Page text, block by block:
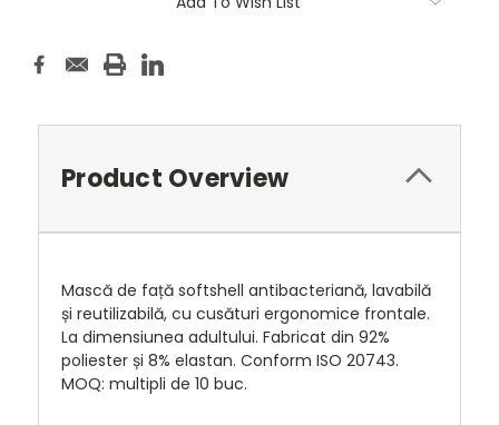
Product Overview
Mască de față softshell antibacteriană, lavabilă
și reutilizabilă, cu cusături ergonomice frontale.
La dimensiunea adultului. Fabricat din 92%
poliester și 8% elastan. Conform ISO 20743.
MOQ: multipli de 10 buc.